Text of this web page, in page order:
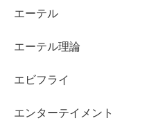
エーテル
エーテル理論
エビフライ
エンターテイメント